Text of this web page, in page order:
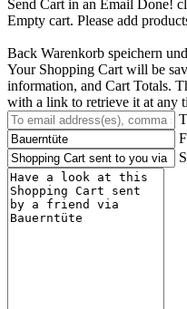
Send Cart in an Email Done!
Empty cart. Please add
Back Warenkorb speichern
Your Shopping Cart will be
information, and Cart Totals.
with a link to retrieve it at any